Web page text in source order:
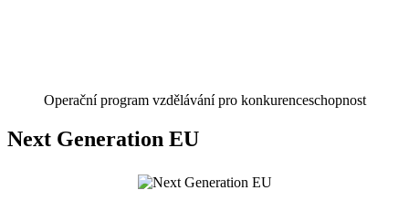
Operační program vzdělávání pro konkurenceschopnost
Next Generation EU